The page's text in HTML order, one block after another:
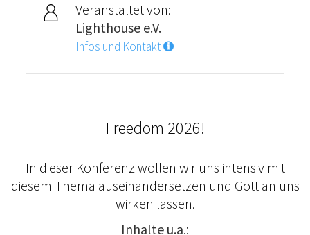
Veranstaltet von:
Lighthouse e.V.
Infos und Kontakt
Freedom 2026!
In dieser Konferenz wollen wir uns intensiv mit
diesem Thema auseinandersetzen und Gott an uns
wirken lassen.
Inhalte u.a.: